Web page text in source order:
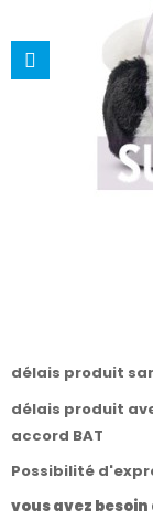
délais produit
délais produit
accord BAT
Possibilité
vous avez